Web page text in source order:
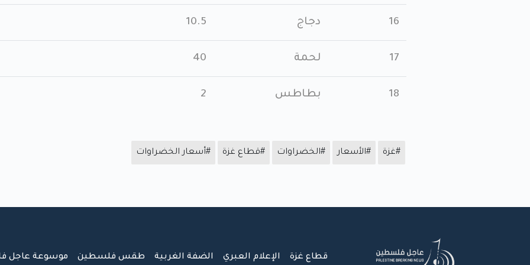
16 دجاج 10.5
17 لحمة 40
18 بطاطس 2
#غزة #الأسعار #الخضراوات #قطاع غزة #أسعار الخضراوات
قطاع غزة الإعلام العبري الضفة الغربية طقس فلسطين موسوعة عاجل